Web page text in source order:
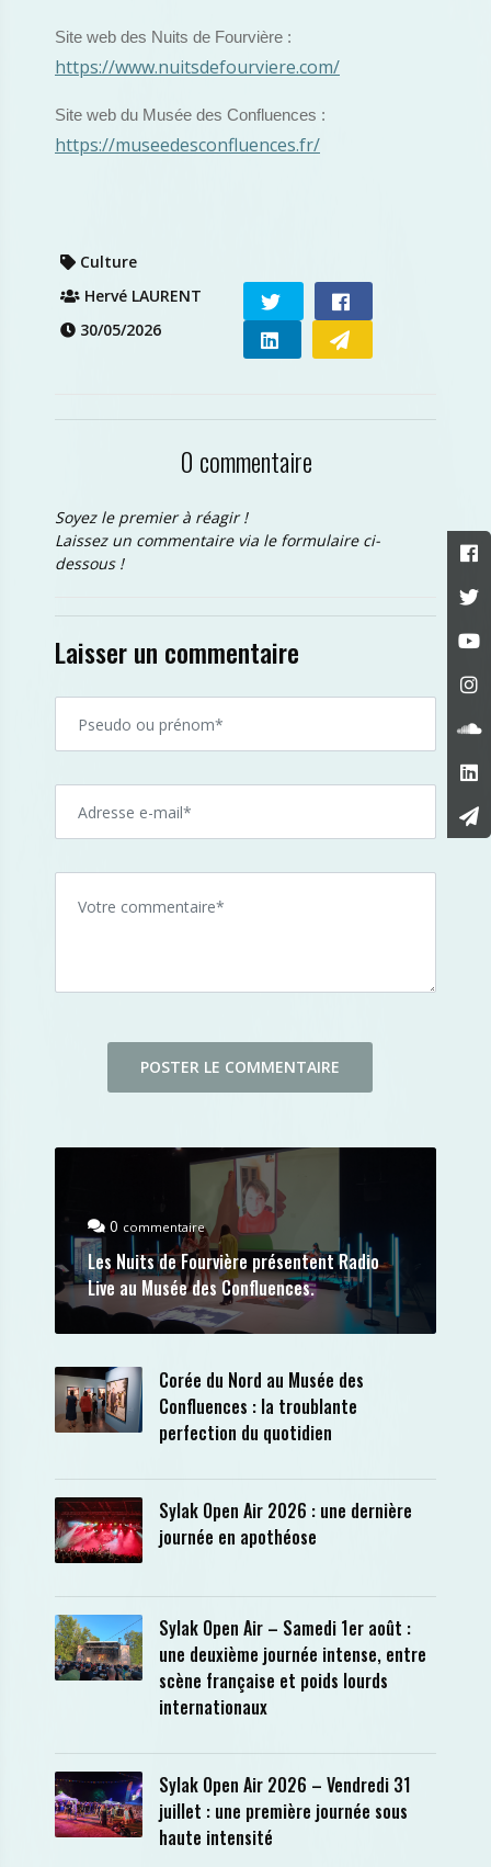
Site web des Nuits de Fourvière :
https://www.nuitsdefourviere.com/
Site web du Musée des Confluences :
https://museedesconfluences.fr/
Culture
Hervé LAURENT
30/05/2026
0 commentaire
Soyez le premier à réagir !
Laissez un commentaire via le formulaire ci-
dessous !
Laisser un commentaire
0 commentaire
Les Nuits de Fourvière présentent Radio
Live au Musée des Confluences.
Corée du Nord au Musée des
Confluences : la troublante
perfection du quotidien
Sylak Open Air 2026 : une dernière
journée en apothéose
Sylak Open Air – Samedi 1er août :
une deuxième journée intense, entre
scène française et poids lourds
internationaux
Sylak Open Air 2026 – Vendredi 31
juillet : une première journée sous
haute intensité